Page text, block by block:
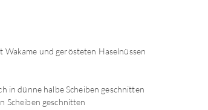
und gerösteten Haselnüssen
in dünne halbe Scheiben geschnitten
Scheiben geschnitten